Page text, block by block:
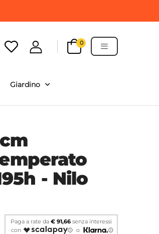
SEARCH BUTTON
0
Giardino
- Nilo
Paga a rate da€ 91,66 senza interessi
con
o